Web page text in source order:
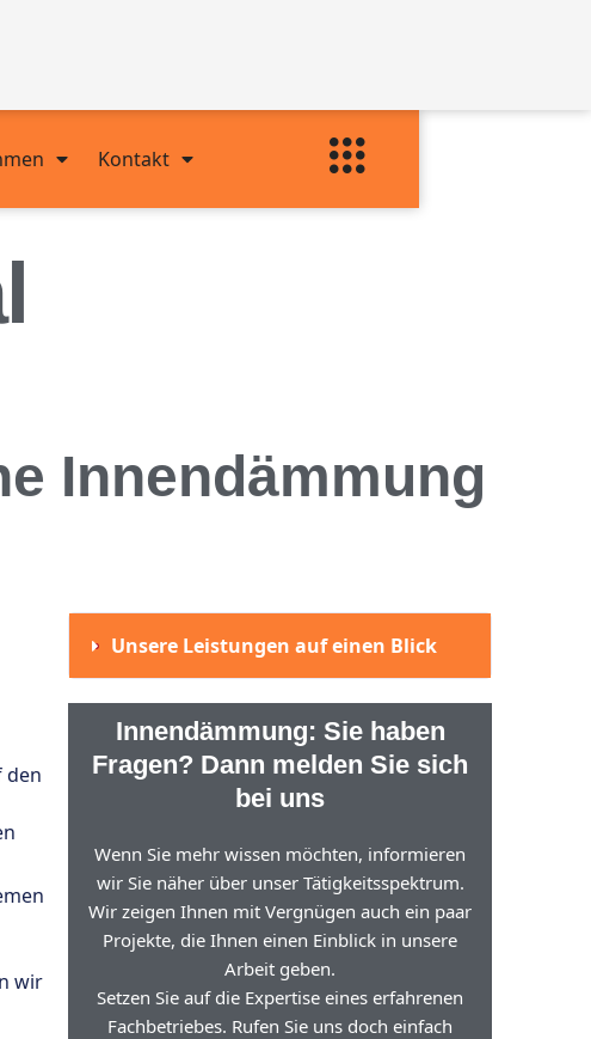
Kontakt
Innendämmung
den
wir
Unsere Leistungen auf einen Blick
Innendämmung: Sie haben
Fragen? Dann melden Sie sich
bei uns
Wenn Sie mehr wissen möchten, informieren
wir Sie näher über unser Tätigkeitsspektrum.
Wir zeigen Ihnen mit Vergnügen auch ein paar
Projekte, die Ihnen einen Einblick in unsere
Arbeit geben.
Setzen Sie auf die Expertise eines erfahrenen
Fachbetriebes. Rufen Sie uns doch einfach